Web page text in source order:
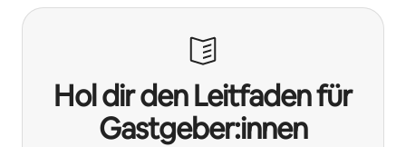
Hol dir den Leitfaden für
Gastgeber:innen